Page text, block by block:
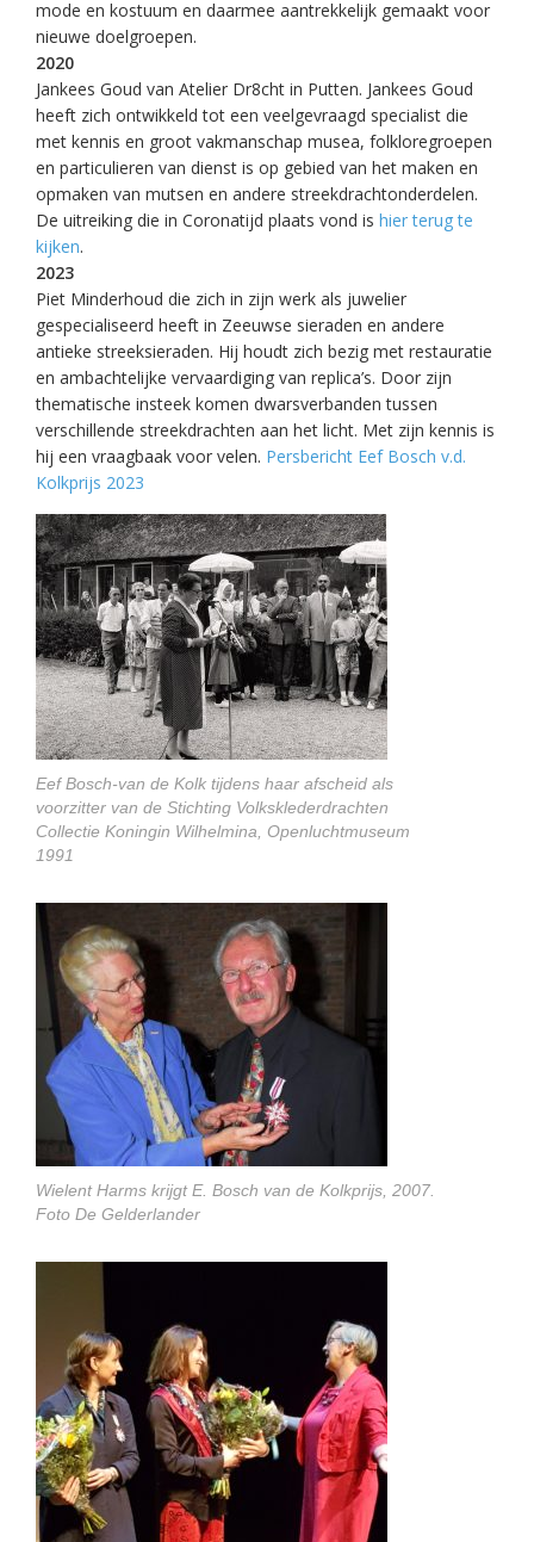
mode en kostuum en daarmee aantrekkelijk gemaakt voor
nieuwe doelgroepen.
2020
Jankees Goud van Atelier Dr8cht in Putten. Jankees Goud
heeft zich ontwikkeld tot een veelgevraagd specialist die
met kennis en groot vakmanschap musea, folkloregroepen
en particulieren van dienst is op gebied van het maken en
opmaken van mutsen en andere streekdrachtonderdelen.
De uitreiking die in Coronatijd plaats vond is hier terug te
kijken.
2023
Piet Minderhoud die zich in zijn werk als juwelier
gespecialiseerd heeft in Zeeuwse sieraden en andere
antieke streeksieraden. Hij houdt zich bezig met restauratie
en ambachtelijke vervaardiging van replica’s. Door zijn
thematische insteek komen dwarsverbanden tussen
verschillende streekdrachten aan het licht. Met zijn kennis is
hij een vraagbaak voor velen. Persbericht Eef Bosch v.d.
Kolkprijs 2023
Eef Bosch-van de Kolk tijdens haar afscheid als
voorzitter van de Stichting Volksklederdrachten
Collectie Koningin Wilhelmina, Openluchtmuseum
1991
Wielent Harms krijgt E. Bosch van de Kolkprijs, 2007.
Foto De Gelderlander